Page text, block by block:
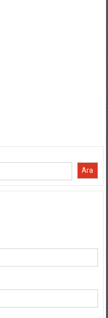
Ara